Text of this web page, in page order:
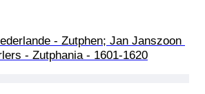
- Zutphen; Jan Janszoon
- Zutphania - 1601-1620